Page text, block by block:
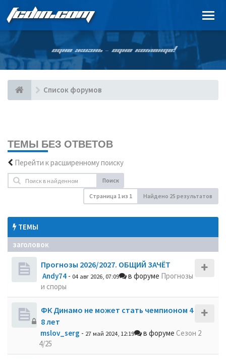
FCDIN.COM
ОДНА ЖИЗНЬ – ОДНА КОМАНДА!
Список форумов
ТЕМЫ БЕЗ ОТВЕТОВ
Перейти к расширенному поиску
Поиск
Страница 1из 1 Найдено 25 результатов
ТЕМЫ
заголовок
Прогнозы 2026/2027. ОБЩИЙ ЗАЧЁТ
Andy74 - 04 авг 2026, 07:09 в форуме Прогнозы
и споры
ФК Динамо не может стать чемпионом 4
8 лет
mslov_serg - 27 май 2024, 12:19 в форуме Сезон 2
4/25